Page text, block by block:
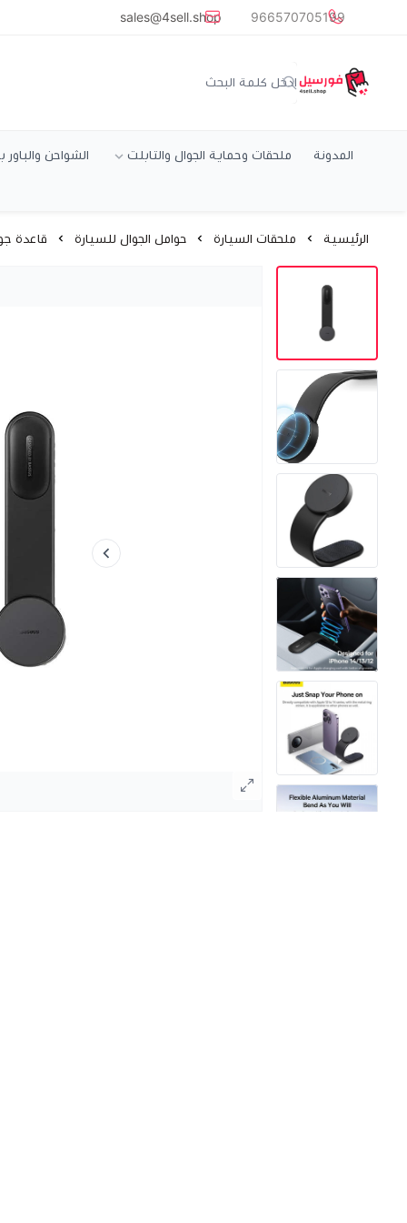
common.titles.skip_to_main_content
966570705199
sales@4sell.shop
متجر فورسيل
المدونة ملحقات وحماية الجوال والتابلت الشواحن والباور
الرئيسية ملحقات السيارة حوامل الجوال للسيارة قاعدة